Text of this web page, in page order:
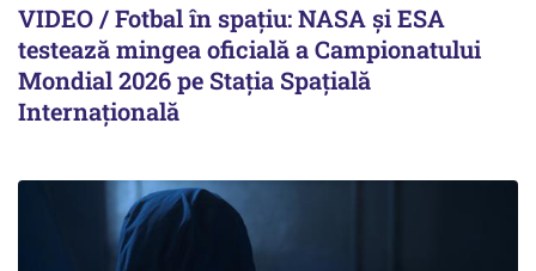
VIDEO / Fotbal în spațiu: NASA și ESA
testează mingea oficială a Campionatului
Mondial 2026 pe Staţia Spaţială
Internaţională